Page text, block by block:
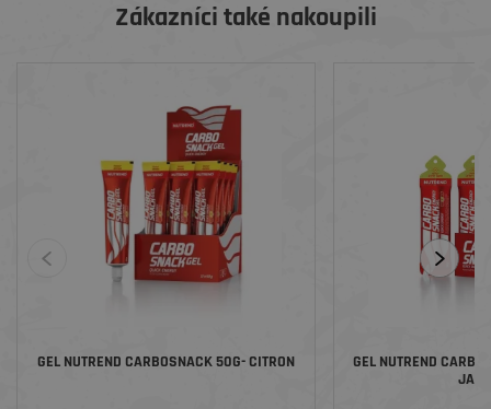
Zákazníci také nakoupili
GEL NUTREND CARBOSNACK 50G- CITRON
GEL NUTREND